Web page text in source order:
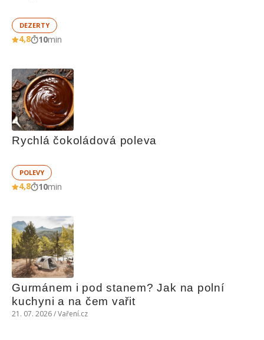
DEZERTY
4,8 10min
Rychlá čokoládová poleva
POLEVY
4,8 10min
Gurmánem i pod stanem? Jak na polní
kuchyni a na čem vařit
21. 07. 2026 / Vaření.cz